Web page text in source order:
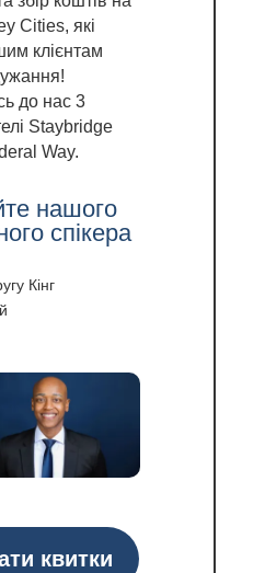
Cities, які
клієнтам
до нас 3
Staybridge
Way.
нашого
спікера
Кінг
квитки